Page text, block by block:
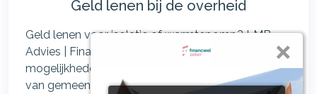
Geld lenen bij de overheid
Geld lenen voor isolatie of warmtepomp? LMB
Advies | Financieel Zeker controleert welke
mogelijkheden er zijn als het gaat om alle leningen
van gemeentes, provincies en Rijksoverheid. Komt